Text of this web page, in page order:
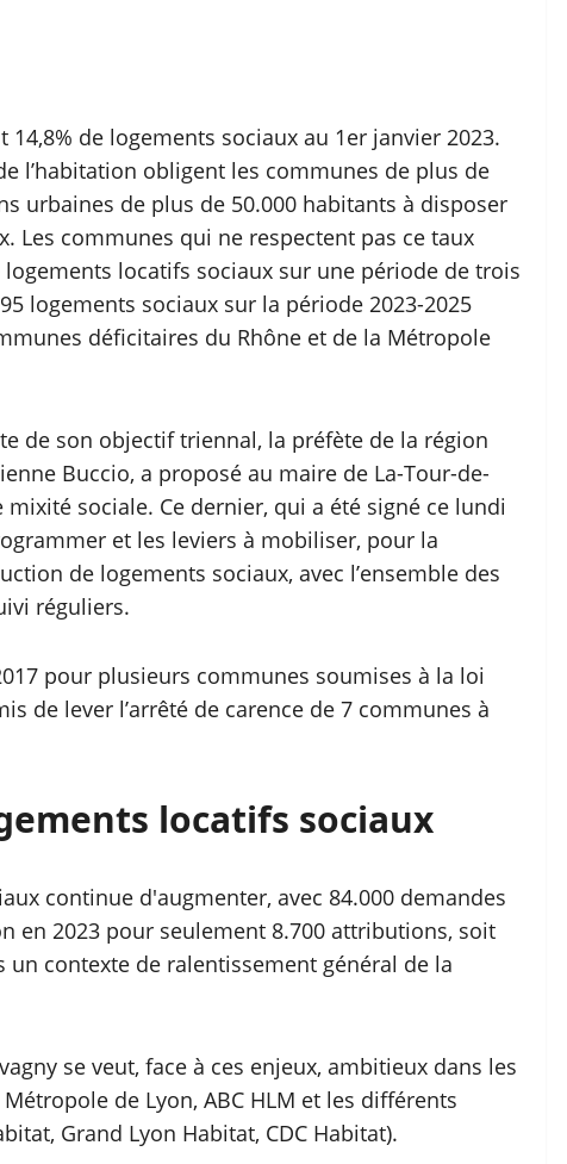
de logements sociaux au 1er janvier 2023.
l’habitation obligent les communes de plus de
urbaines de plus de 50.000 habitants à disposer
Les communes qui ne respectent pas ce taux
locatifs sociaux sur une période de trois
logements sociaux sur la période 2023-2025
déficitaires du Rhône et de la Métropole
de son objectif triennal, la préfète de la région
Buccio, a proposé au maire de La-Tour-de-
sociale. Ce dernier, qui a été signé ce lundi
et les leviers à mobiliser, pour la
de logements sociaux, avec l’ensemble des
réguliers.
pour plusieurs communes soumises à la loi
de lever l’arrêté de carence de 7 communes à
locatifs sociaux
continue d'augmenter, avec 84.000 demandes
en 2023 pour seulement 8.700 attributions, soit
contexte de ralentissement général de la
se veut, face à ces enjeux, ambitieux dans les
de Lyon, ABC HLM et les différents
Grand Lyon Habitat, CDC Habitat).